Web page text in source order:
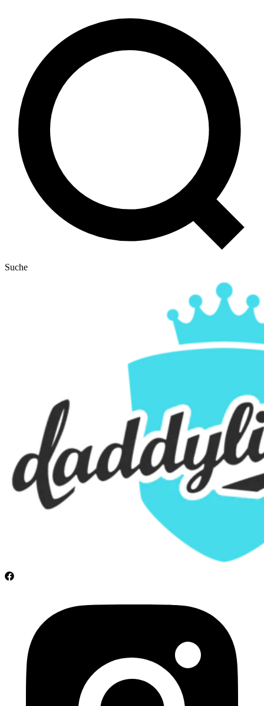
Suche